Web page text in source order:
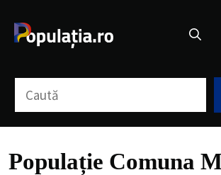
conținut
Populație Comuna